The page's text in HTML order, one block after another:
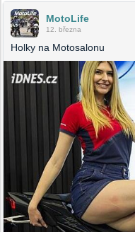
MotoLife
12. března
Holky na Motosalonu